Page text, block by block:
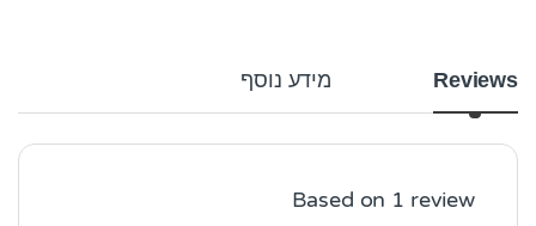
Reviews מידע נוסף
Based on 1 review